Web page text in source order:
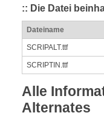
:: Die Datei
Dateiname
SCRIPALT.ttf
SCRIPTIN.ttf
Alle
Alternates